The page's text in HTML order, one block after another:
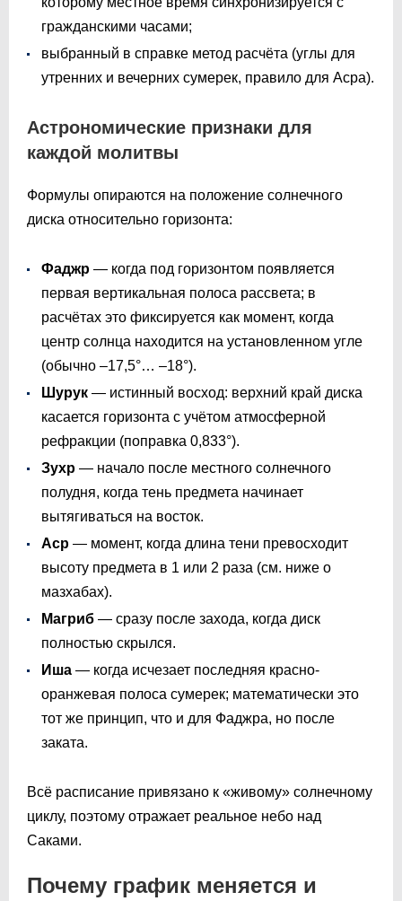
гражданскими часами;
выбранный в справке метод расчёта (углы для
утренних и вечерних сумерек, правило для Асра).
Астрономические признаки для
каждой молитвы
Формулы опираются на положение солнечного
диска относительно горизонта:
Фаджр — когда под горизонтом появляется
первая вертикальная полоса рассвета; в
расчётах это фиксируется как момент, когда
центр солнца находится на установленном угле
(обычно –17,5°… –18°).
Шурук — истинный восход: верхний край диска
касается горизонта с учётом атмосферной
рефракции (поправка 0,833°).
Зухр — начало после местного солнечного
полудня, когда тень предмета начинает
вытягиваться на восток.
Аср — момент, когда длина тени превосходит
высоту предмета в 1 или 2 раза (см. ниже о
мазхабах).
Магриб — сразу после захода, когда диск
полностью скрылся.
Иша — когда исчезает последняя красно-
оранжевая полоса сумерек; математически это
тот же принцип, что и для Фаджра, но после
заката.
Всё расписание привязано к «живому» солнечному
циклу, поэтому отражает реальное небо над
Саками.
Почему график меняется и